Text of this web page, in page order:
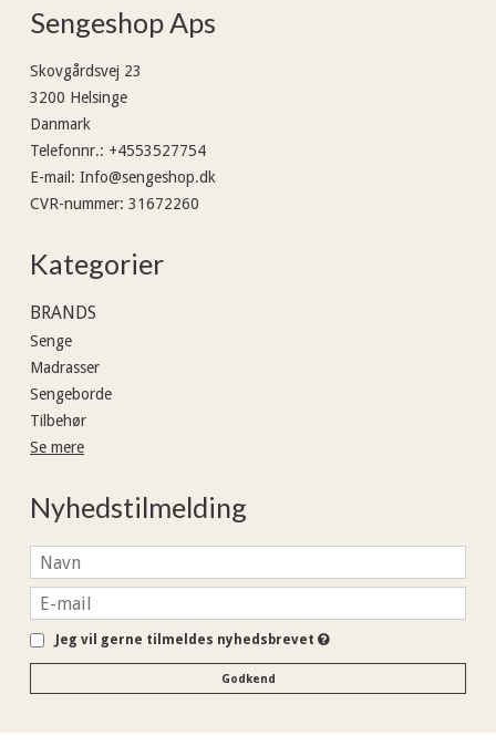
Sengeshop Aps
Skovgårdsvej 23
3200 Helsinge
Danmark
Telefonnr.: +4553527754
E-mail : Info@sengeshop.dk
CVR-nummer: 31672260
Kategorier
BRANDS
Senge
Madrasser
Sengeborde
Tilbehør
Se mere
Nyhedstilmelding
Jeg vil gerne tilmeldes nyhedsbrevet
Godkend